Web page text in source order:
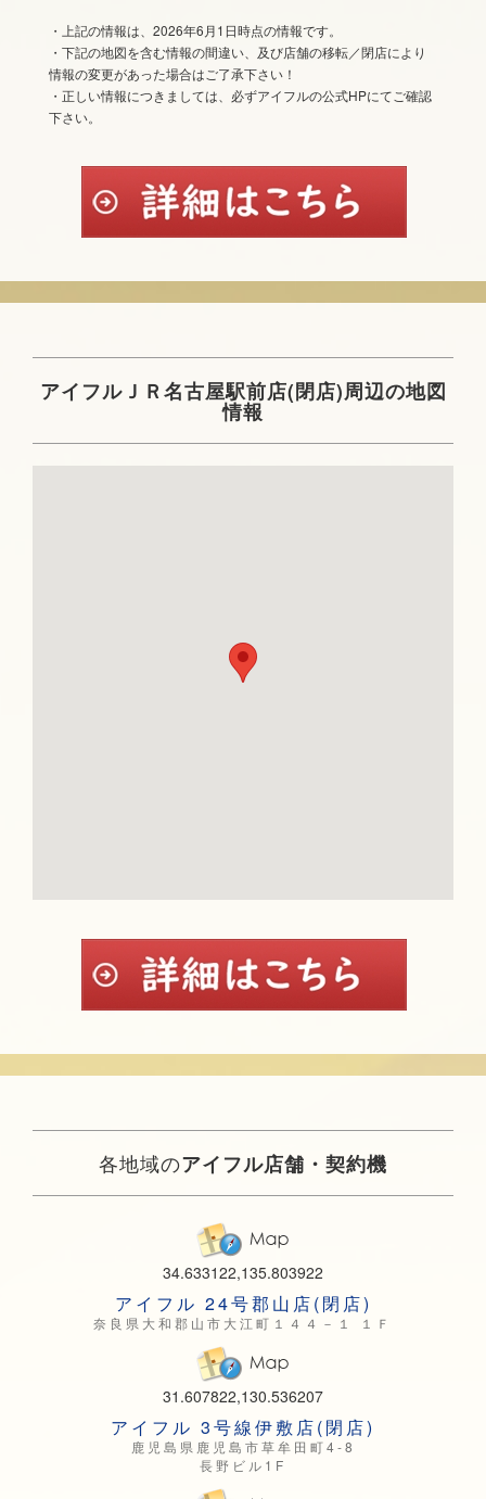
・上記の情報は、2026年6月1日時点の情報です。
・下記の地図を含む情報の間違い、及び店舗の移転／閉店により
情報の変更があった場合はご了承下さい！
・正しい情報につきましては、必ずアイフルの公式HPにてご確認
下さい。
アイフルＪＲ名古屋駅前店(閉店)周辺の地図
情報
各地域のアイフル店舗・契約機
34.633122,135.803922
アイフル 24号郡山店(閉店)
奈良県大和郡山市大江町１４４－１ １Ｆ
31.607822,130.536207
アイフル 3号線伊敷店(閉店)
鹿児島県鹿児島市草牟田町4-8
長野ビル1F